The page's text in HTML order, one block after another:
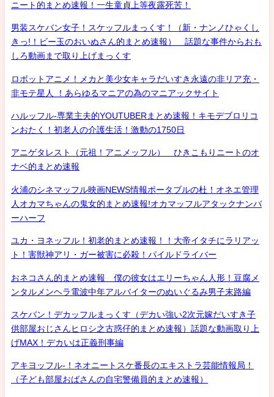
ニート的まとめ速報！一生童貞上等夜露死苦！
男装スケバン女子！スケッフルまっくす！（新・ナンノひゃくし
きっ!！ビー玉のおいぬさん的まとめ速報） 話題な事件からおも
しろ動画まで取り上げまっくす
ロボットアニメ！メカと美少女キャラだいすき永遠の非リア充・
非モテ星人 ！あらゆるマニアの為のマニアックサイト
ハルッフル-専業主夫的YOUTUBERまとめ速報！キモデブロリコ
ンおたく！初老人の介護生活！激動の1750日
アニゲタレスト（元祖！アニメッフル） ひきこもりニートのオ
ナベ的まとめ速報
火浦のシネマッフル映画NEWS情報ポータブルの杜！オネエ管理
人オカマちゃんの鬼女的まとめ速報!オカマッフルアタックナンバ
ーハーフ
ユカ・ヨネッフル！初老的まとめ速報！！大帝イタチにラリアッ
ト！害獣神アリ・ガー被害に必殺！パイルドライバー
おネコさん的まとめ速報 僕の彼女はエリーちゃん人形！豆腐メ
ンタルメンヘラ電波中年アルバイターのぬいぐるみ男子末路編
スケバン！デカッフルまっくす（デカい強い2次元嫁だいすき子
供部屋おじさんヒロシ之古惑仔的まとめ速報）話題な動画取り上
げMAX！デカいは正義刑事編
アキヨッフル-！ネオニートスケ番長のエキストラ芸能情報局！
（子ども部屋おばさんの自宅警備員的まとめ速報）